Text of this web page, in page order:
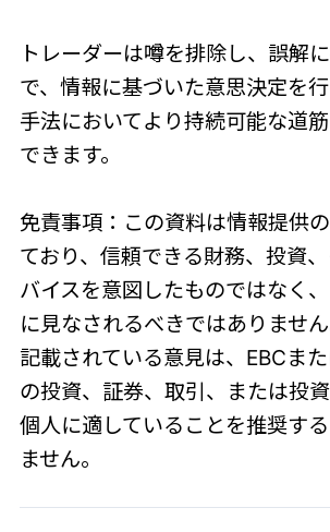
トレーダーは噂を排除し、誤解
で、情報に基づいた意思決定を
手法においてより持続可能な道
できます。
免責事項：この資料は情報提供
ており、信頼できる財務、投資
バイスを意図したものではなく
に見なされるべきではありませ
記載されている意見は、EBCま
の投資、証券、取引、または投
個人に適していることを推奨す
ません。